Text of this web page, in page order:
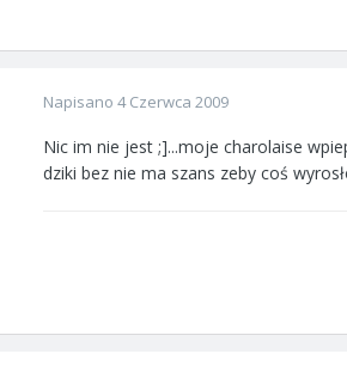
Napisano 4 Czerwca 2009
Nic im nie jest ;]...moje charolaise
dziki bez nie ma szans zeby coś